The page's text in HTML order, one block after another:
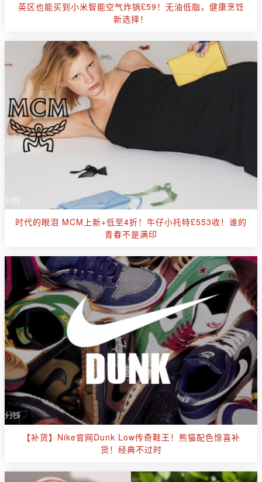
英区也能买到小米智能空气炸锅£59！无油低脂，健康烹饪
新选择！
时代的眼泪 MCM上新+低至4折！牛仔小托特£553收！谁的
青春不是满印
【补货】Nike官网Dunk Low传奇鞋王！熊猫配色惊喜补
货！经典不过时